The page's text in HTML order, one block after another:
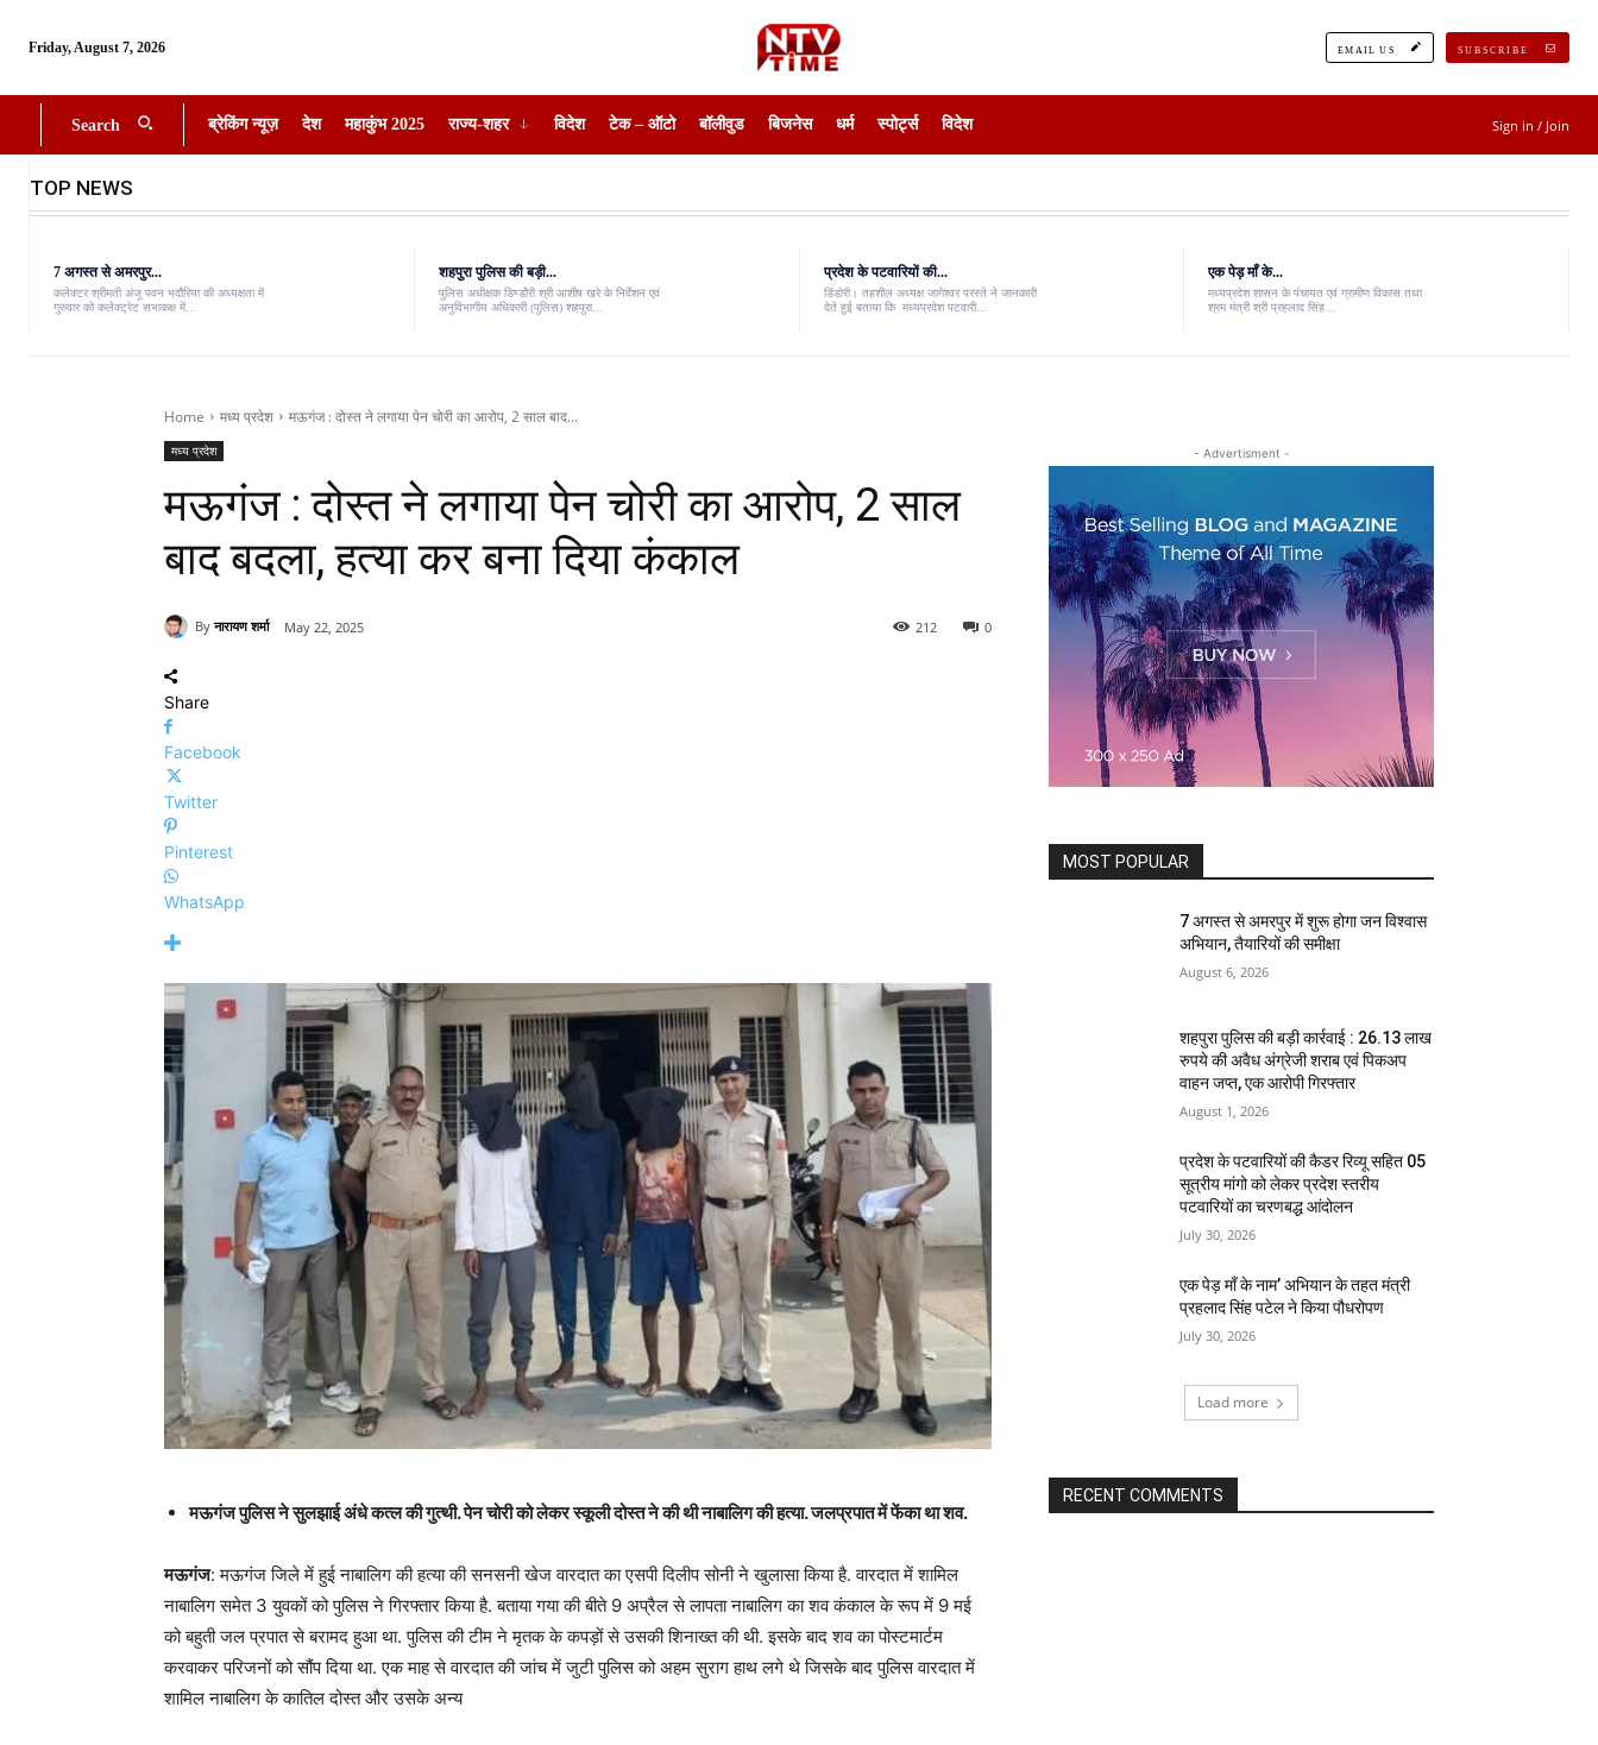
Friday, August 7, 2026 EMAIL US SUBSCRIBE
Search ब्रेकिंग न्यूज़ देश महाकुंभ 2025 राज्य-शहर विदेश टेक – ऑटो बॉलीवुड बिजनेस धर्म स्पोर्ट्स विदेश Sign in / Join
TOP NEWS
7 अगस्त से अमरपुर...
कलेक्टर श्रीमती अंजू पवन भदौरिया की अध्यक्षता में
गुरुवार को कलेक्ट्रेट सभाकक्ष में...
शहपुरा पुलिस की बड़ी...
पुलिस अधीक्षक डिण्डौरी श्री आशीष खरे के निर्देशन एवं
अनुविभागीय अधिकारी (पुलिस) शहपुरा...
प्रदेश के पटवारियों की...
डिंडोरी। तहशील अध्यक्ष जागेश्वर परस्ते ने जानकारी
देते हुई बताया कि मध्यप्रदेश पटवारी...
एक पेड़ माँ के...
मध्यप्रदेश शासन के पंचायत एवं ग्रामीण विकास तथा
श्रम मंत्री श्री प्रहलाद सिंह...
Home मध्य प्रदेश मऊगंज : दोस्त ने लगाया पेन चोरी का आरोप, 2 साल बाद...
मध्य प्रदेश
मऊगंज : दोस्त ने लगाया पेन चोरी का आरोप, 2 साल
बाद बदला, हत्या कर बना दिया कंकाल
By नारायण शर्मा May 22, 2025 0
212
Share
Facebook
Twitter
Pinterest
WhatsApp
मऊगंज पुलिस ने सुलझाई अंधे कत्ल की गुत्थी. पेन चोरी को लेकर स्कूली दोस्त ने की थी नाबालिग की हत्या. जलप्रपात में फेंका था शव.
मऊगंज: मऊगंज जिले में हुई नाबालिग की हत्या की सनसनी खेज वारदात का एसपी दिलीप सोनी ने खुलासा किया है. वारदात में शामिल
नाबालिग समेत 3 युवकों को पुलिस ने गिरफ्तार किया है. बताया गया की बीते 9 अप्रैल से लापता नाबालिग का शव कंकाल के रूप में 9 मई
को बहुती जल प्रपात से बरामद हुआ था. पुलिस की टीम ने मृतक के कपड़ों से उसकी शिनाख्त की थी. इसके बाद शव का पोस्टमार्टम
करवाकर परिजनों को सौंप दिया था. एक माह से वारदात की जांच में जुटी पुलिस को अहम सुराग हाथ लगे थे जिसके बाद पुलिस वारदात में
शामिल नाबालिग के कातिल दोस्त और उसके अन्य
- Advertisment -
MOST POPULAR
7 अगस्त से अमरपुर में शुरू होगा जन विश्वास
अभियान, तैयारियों की समीक्षा
August 6, 2026
शहपुरा पुलिस की बड़ी कार्रवाई : 26.13 लाख
रुपये की अवैध अंग्रेजी शराब एवं पिकअप
वाहन जप्त, एक आरोपी गिरफ्तार
August 1, 2026
प्रदेश के पटवारियों की कैडर रिव्यू सहित 05
सूत्रीय मांगो को लेकर प्रदेश स्तरीय
पटवारियों का चरणबद्ध आंदोलन
July 30, 2026
एक पेड़ माँ के नाम’ अभियान के तहत मंत्री
प्रहलाद सिंह पटेल ने किया पौधरोपण
July 30, 2026
Load more
RECENT COMMENTS